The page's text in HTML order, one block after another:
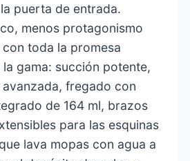
la puerta de entrada.
menos protagonismo
toda la promesa
gama: succión potente,
fregado con
de 164 ml, brazos
para las esquinas
lava mopas con agua a